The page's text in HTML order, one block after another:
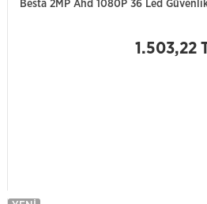
Besta 2MP Ahd 1080P 36 Led
1.503,22